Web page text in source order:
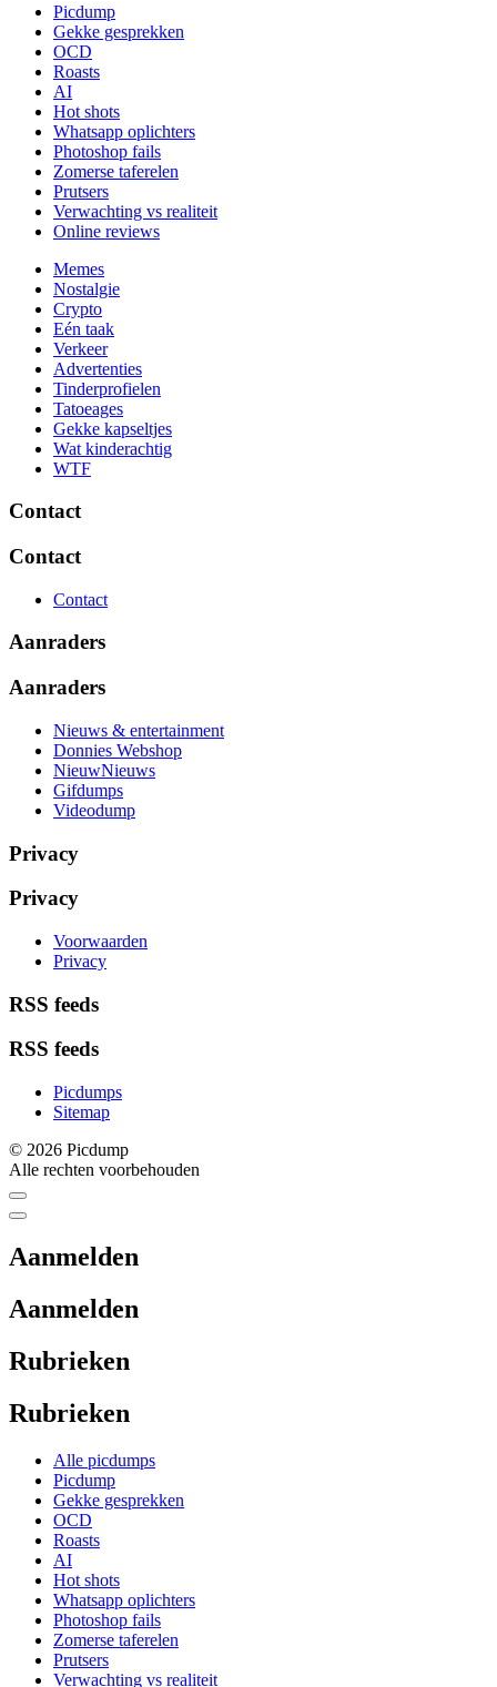
Picdump
Gekke gesprekken
OCD
Roasts
AI
Hot shots
Whatsapp oplichters
Photoshop fails
Zomerse taferelen
Prutsers
Verwachting vs realiteit
Online reviews
Memes
Nostalgie
Crypto
Eén taak
Verkeer
Advertenties
Tinderprofielen
Tatoeages
Gekke kapseltjes
Wat kinderachtig
WTF
Contact
Contact
Contact
Aanraders
Aanraders
Nieuws & entertainment
Donnies Webshop
NieuwNieuws
Gifdumps
Videodump
Privacy
Privacy
Voorwaarden
Privacy
RSS feeds
RSS feeds
Picdumps
Sitemap
© 2026 Picdump
Alle rechten voorbehouden
Aanmelden
Aanmelden
Rubrieken
Rubrieken
Alle picdumps
Picdump
Gekke gesprekken
OCD
Roasts
AI
Hot shots
Whatsapp oplichters
Photoshop fails
Zomerse taferelen
Prutsers
Verwachting vs realiteit